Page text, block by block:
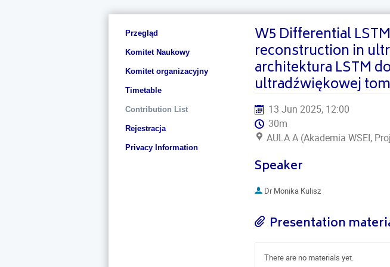
Event
menu
Przegląd
Komitet Naukowy
Komitet organizacyjny
Timetable
Contribution List
Rejestracja
Privacy Information
W5 Differential
reconstruction in
architektura LSTM
ultradźwiękowej
13 Jun 2025, 12:00
30m
AULA A (Akademia WSEI,
Speaker
Dr Monika Kulisz
Presentation
There are no materials yet.